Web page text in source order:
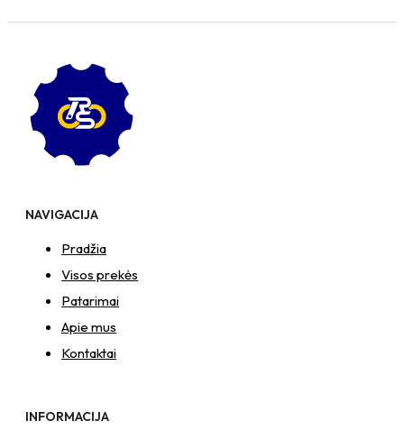
NAVIGACIJA
Pradžia
Visos prekės
Patarimai
Apie mus
Kontaktai
INFORMACIJA